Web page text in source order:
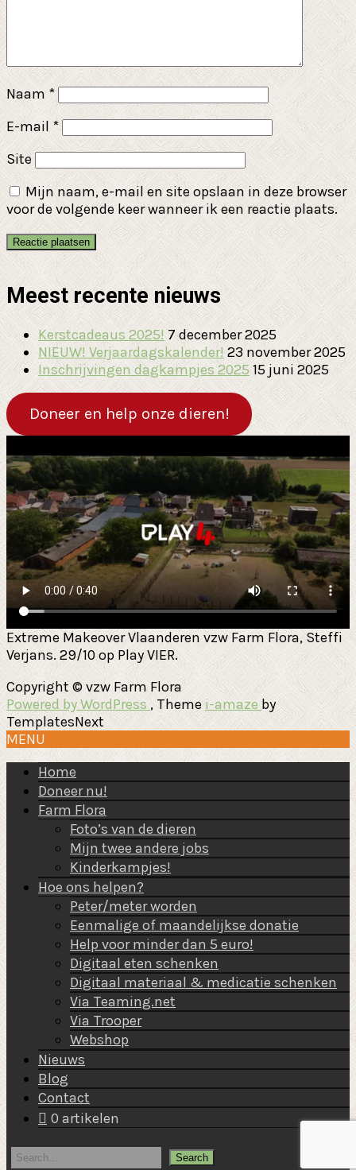
Naam *
E-mail*
Site
Mijn naam, e-mail en site opslaan in deze browser
voor de volgende keer wanneer ik een reactie plaats.
Meest recente nieuws
Kerstcadeaus 2025! 7 december 2025
NIEUW! Verjaardagskalender!23 november 2025
Inschrijvingen dagkampjes 202515 juni 2025
Doneer en help onze dieren!
Extreme Makeover Vlaanderen vzw Farm Flora, Steffi
Verjans. 29/10 op Play VIER.
Copyright © vzw Farm Flora
Powered by WordPress, Themei-amazeby
TemplatesNext
MENU
Home
Doneer nu!
Farm Flora
Foto’s van de dieren
Mijn twee andere jobs
Kinderkampjes!
Hoe ons helpen?
Peter/meter worden
Eenmalige of maandelijkse donatie
Help voor minder dan 5 euro!
Digitaal eten schenken
Digitaal materiaal & medicatie schenken
Via Teaming.net
Via Trooper
Webshop
Nieuws
Blog
Contact
0 artikelen
Search